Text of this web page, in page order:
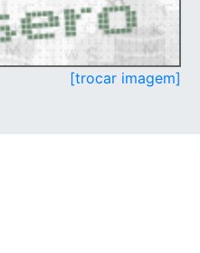
[trocar imagem]